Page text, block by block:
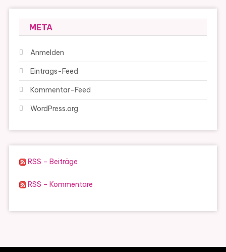
META
Anmelden
Eintrags-Feed
Kommentar-Feed
WordPress.org
RSS – Beiträge
RSS – Kommentare